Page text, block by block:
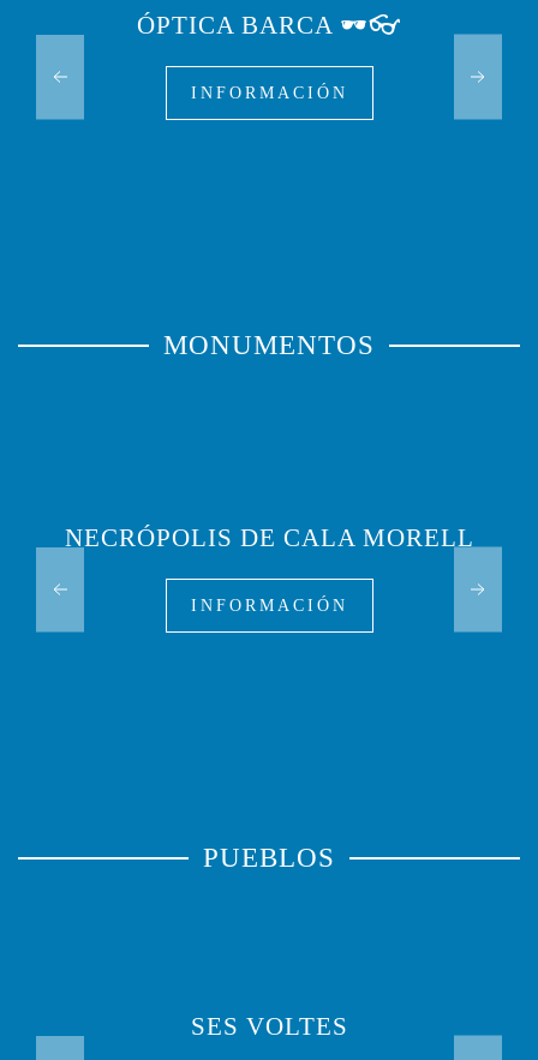
ÓPTICA BARCA 🕶️👓
INFORMACIÓN
MONUMENTOS
NECRÓPOLIS DE CALA MORELL
INFORMACIÓN
PUEBLOS
SES VOLTES